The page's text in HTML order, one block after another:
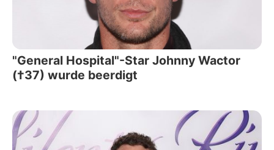
"General Hospital"-Star Johnny Wactor
(†37) wurde beerdigt